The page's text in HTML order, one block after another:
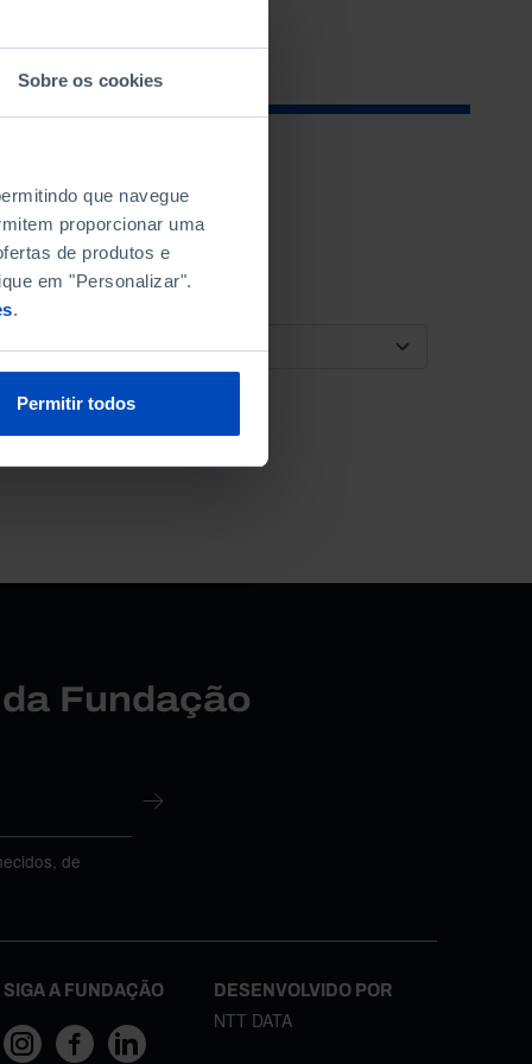
Sobre os cookies
que navegue
proporcionar uma
de produtos e
em "Personalizar".
.
Permitir todos
ORDENAR POR
Fundação
de
SIGA A FUNDAÇÃO DESENVOLVIDO POR
NTT DATA